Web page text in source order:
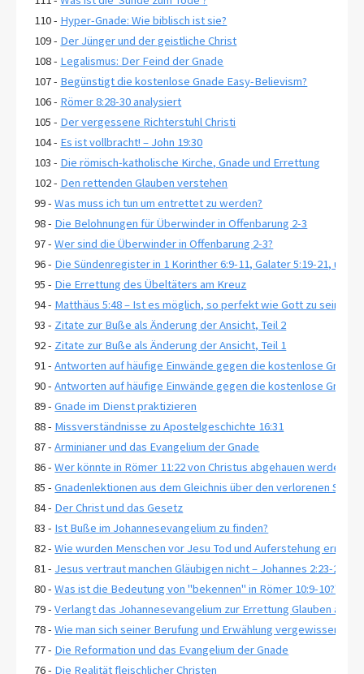
110 - Hyper-Gnade: Wie biblisch ist sie?
109 - Der Jünger und der geistliche Christ
108 - Legalismus: Der Feind der Gnade
107 - Begünstigt die kostenlose Gnade Easy-Believism?
106 - Römer 8:28-30 analysiert
105 - Der vergessene Richterstuhl Christi
104 - Es ist vollbracht! – John 19:30
103 - Die römisch-katholische Kirche, Gnade und Errettung
102 - Den rettenden Glauben verstehen
99 -Was muss ich tun um entrettet zu werden?
98 - Die Belohnungen für Überwinder in Offenbarung 2-3
97 -Wer sind die Überwinder in Offenbarung 2-3?
96 - Die Sündenregister in 1 Korinther 6:9-11, Galater 5:19-21, und
95 - Die Errettung des Übeltäters am Kreuz
94 - Matthäus 5:48 – Ist es möglich, so perfekt wie Gott zu sein?
93 - Zitate zur Buße als Änderung der Ansicht, Teil 2
92 - Zitate zur Buße als Änderung der Ansicht, Teil 1
91 -Antworten auf häufige Einwände gegen die kostenlose Gnade,
90 -Antworten auf häufige Einwände gegen die kostenlose Gnade,
89 -Gnade im Dienst praktizieren
88 - Missverständnisse zu Apostelgeschichte 16:31
87 -Arminianer und das Evangelium der Gnade
86 -Wer könnte in Römer 11:22 von Christus abgehauen werden?
85 -Gnadenlektionen aus dem Gleichnis über den verlorenen Sohn,
84 - Der Christ und das Gesetz
83 - Ist Buße im Johannesevangelium zu finden?
82 -Wie wurden Menschen vor Jesu Tod und Auferstehung
81 - Jesus vertraut manchen Gläubigen nicht – Johannes 2:23-25
80 -Was ist die Bedeutung von "bekennen" in Römer 10:9-10?"
79 -Verlangt das Johannesevangelium zur Errettung Glauben an
78 -Wie man sich seiner Berufung und Erwählung vergewissert-2
77 - Die Reformation und das Evangelium der Gnade
76 - Die Realität fleischlicher Christen